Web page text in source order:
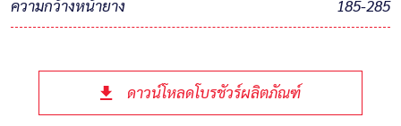
ความกว้างหน้ายาง 185-285
ดาวน์โหลดโบรชัวร์ผลิตภัณฑ์